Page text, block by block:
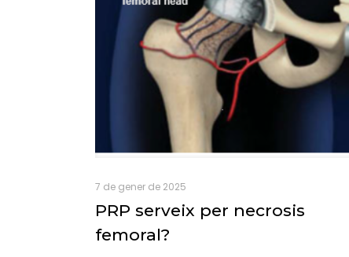
7 de gener de 2025
PRP serveix per necrosis
femoral?